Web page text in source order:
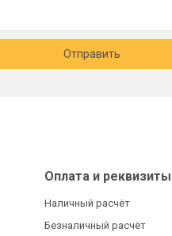
Отправить
Оплата и реквизиты
Наличный расчёт
Безналичный расчёт